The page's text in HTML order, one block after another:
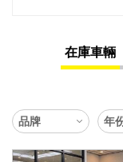
在庫車輛